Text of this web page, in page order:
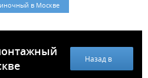
в Москве
Назад в